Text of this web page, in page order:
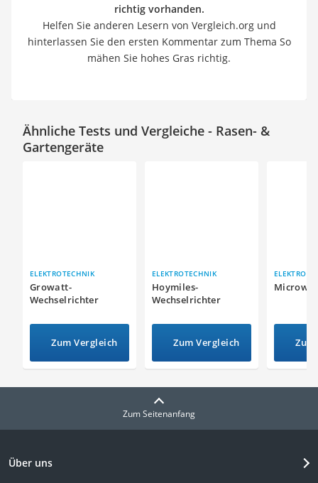
richtig vorhanden.
Helfen Sie anderen Lesern von Vergleich.org und
hinterlassen Sie den ersten Kommentar zum Thema So
mähen Sie hohes Gras richtig.
Ähnliche Tests und Vergleiche - Rasen- &
Gartengeräte
ELEKTROTECHNIK
Growatt-
Wechselrichter
Zum Vergleich
ELEKTROTECHNIK
Hoymiles-
Wechselrichter
Zum Vergleich
Zum Seitenanfang
Über uns